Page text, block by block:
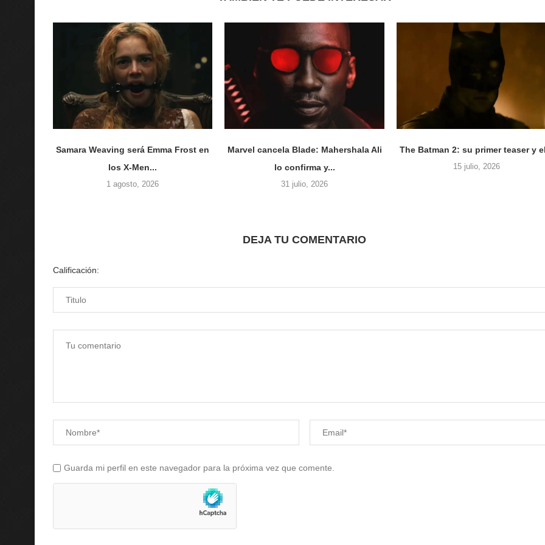
Samara Weaving será Emma Frost en
los X-Men...
1 agosto, 2026
Marvel cancela Blade: Mahershala Ali
lo confirma y...
31 julio, 2026
The Batman 2: su primer teaser y
15 julio, 2026
DEJA TU COMENTARIO
Calificación:
Guarda mi perfil en este navegador para la próxima vez que comente.